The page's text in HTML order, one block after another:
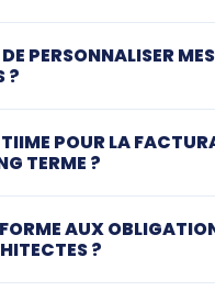
PERSONNALISER
?
le
Avec Tiime, le
pour
logo, choisir des
vos labels
de vous distinguer de la
POUR LA
TERME ?
à long terme, y
et les paiements
AUX
?